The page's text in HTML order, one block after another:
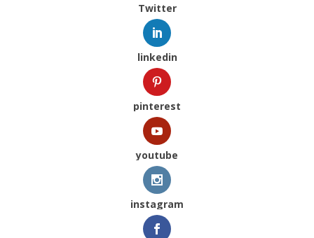
Twitter
linkedin
pinterest
youtube
instagram